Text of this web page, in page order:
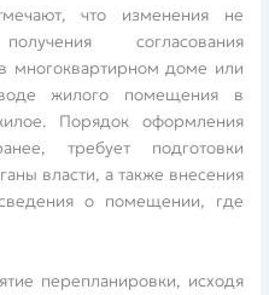
что изменения не
согласования
многоквартирном доме или
жилого помещения в
Порядок оформления
требует подготовки
власти, а также внесения
о помещении, где
перепланировки, исходя